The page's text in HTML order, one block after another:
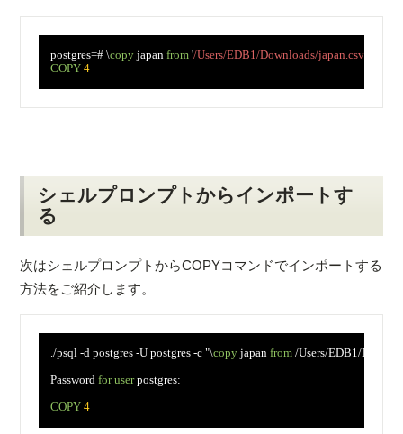
postgres=# \copy japan from '/Users/EDB1/Downloads/japan.csv
COPY 4
シェルプロンプトからインポートす
る
次はシェルプロンプトからCOPYコマンドでインポートする
方法をご紹介します。
./psql -d postgres -U postgres -c "\copy japan from /Users/EDB1/
Password for user postgres:
COPY 4